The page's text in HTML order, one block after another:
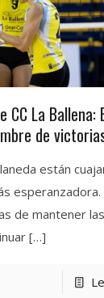
CC La Ballena:
de
están
esperanzadora.
de mantener las
[…]